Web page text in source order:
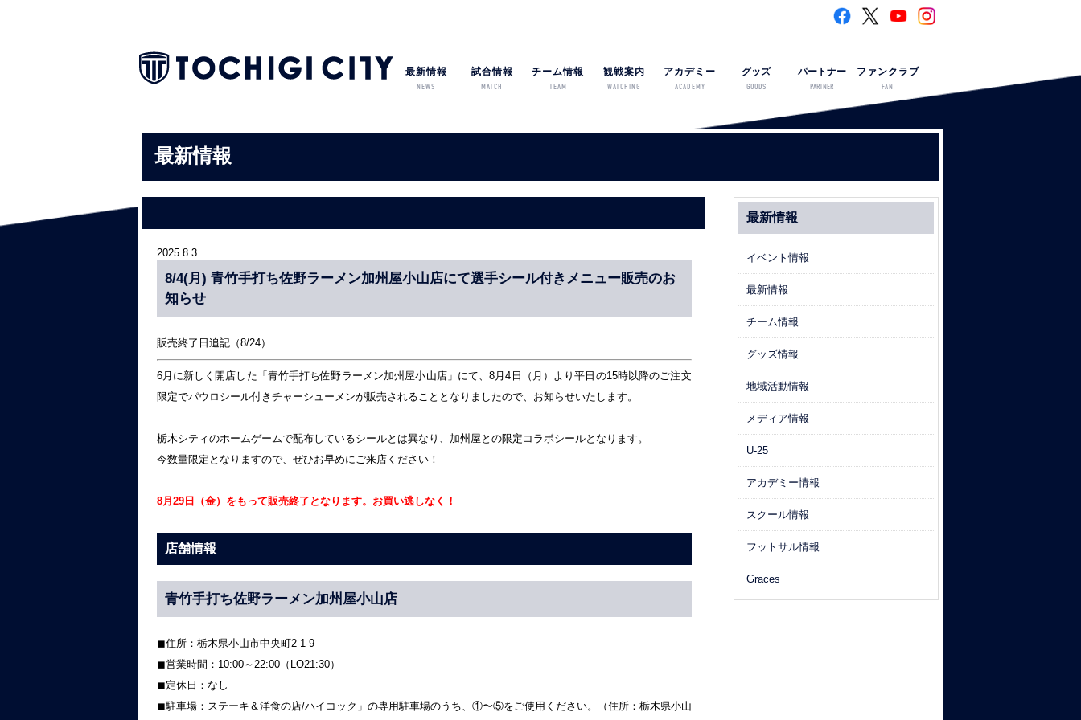
最新情報
NEWS
試合情報
MATCH
チーム情報
TEAM
観戦案内
WATCHING
アカデミー
ACADEMY
グッズ
GOODS
パートナー
PARTNER
ファンクラブ
FAN
最新情報
2025.8.3
8/4(月) 青竹手打ち佐野ラーメン加州屋小山店にて選手シール付きメニュー販売のお
知らせ
販売終了日追記（8/24）
6月に新しく開店した「青竹手打ち佐野ラーメン加州屋小山店」にて、8月4日（月）より平日の15時以降のご注文
限定でパウロシール付きチャーシューメンが販売されることとなりましたので、お知らせいたします。
栃木シティのホームゲームで配布しているシールとは異なり、加州屋との限定コラボシールとなります。
今数量限定となりますので、ぜひお早めにご来店ください！
8月29日（金）をもって販売終了となります。お買い逃しなく！
店舗情報
青竹手打ち佐野ラーメン加州屋小山店
◼︎住所：栃木県小山市中央町2-1-9
◼︎営業時間：10:00～22:00（LO21:30）
◼︎定休日：なし
◼︎駐車場：ステーキ＆洋食の店/ハイコック」の専用駐車場のうち、①〜⑤をご使用ください。（住所：栃木県小山
最新情報
イベント情報
最新情報
チーム情報
グッズ情報
地域活動情報
メディア情報
U-25
アカデミー情報
スクール情報
フットサル情報
Graces